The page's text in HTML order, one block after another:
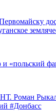
и «польский
Роман
#Донбасс